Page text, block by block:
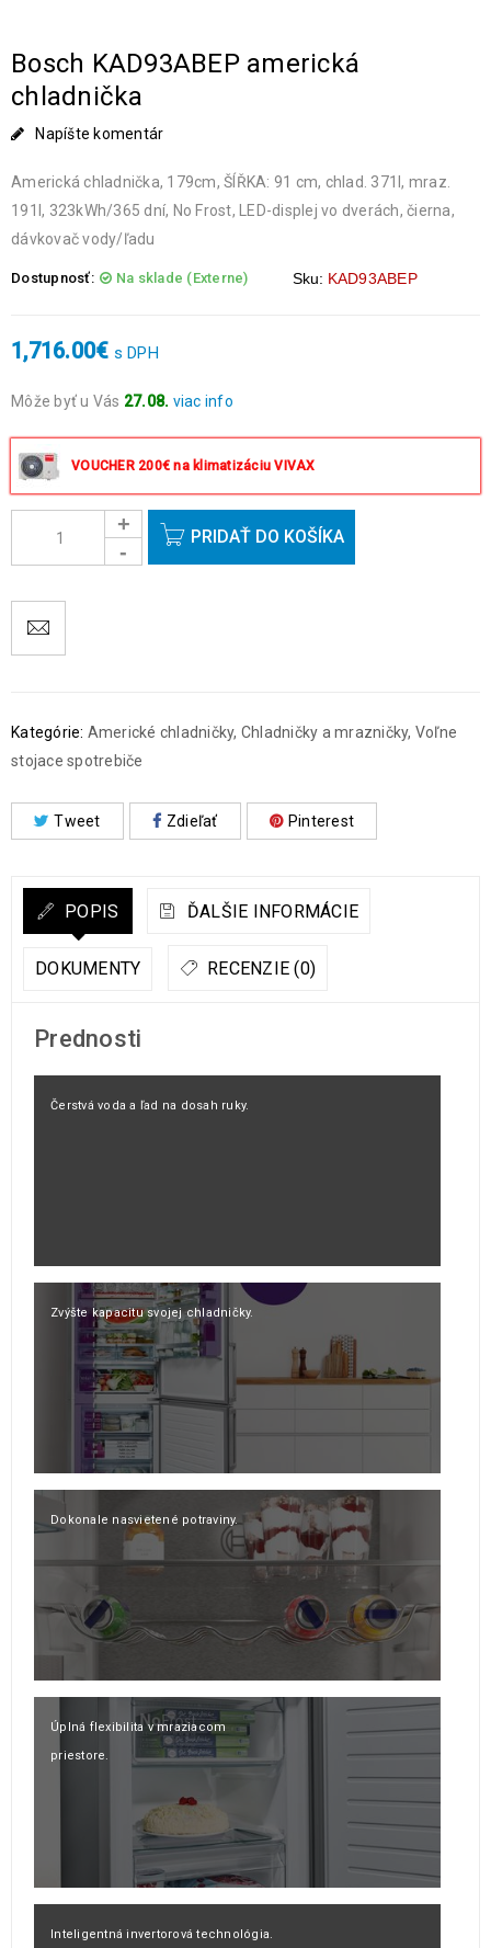
Bosch KAD93ABEP americká
chladnička
Napíšte komentár
Americká chladnička, 179cm, ŠÍŘKA: 91 cm, chlad. 371l, mraz.
191l, 323kWh/365 dní, No Frost, LED-displej vo dverách, čierna,
dávkovač vody/ľadu
Dostupnosť: Na sklade (Externe) Sku: KAD93ABEP
1,716.00€ s DPH
Môže byť u Vás 27.08. viac info
okrem víkendov a sviatkov.
VOUCHER 200€ na klimatizáciu VIVAX
PRIDAŤ DO KOŠÍKA
Kategórie: Americké chladničky, Chladničky a mrazničky, Voľne
stojace spotrebiče
Tweet Zdieľať Pinterest
POPIS ĎALŠIE INFORMÁCIE
DOKUMENTY RECENZIE (0)
Prednosti
Čerstvá voda a ľad na dosah ruky.
Zvýšte kapacitu svojej chladničky.
Dokonale nasvietené potraviny.
Úplná flexibilita v mraziacom
priestore.
Inteligentná invertorová technológia.